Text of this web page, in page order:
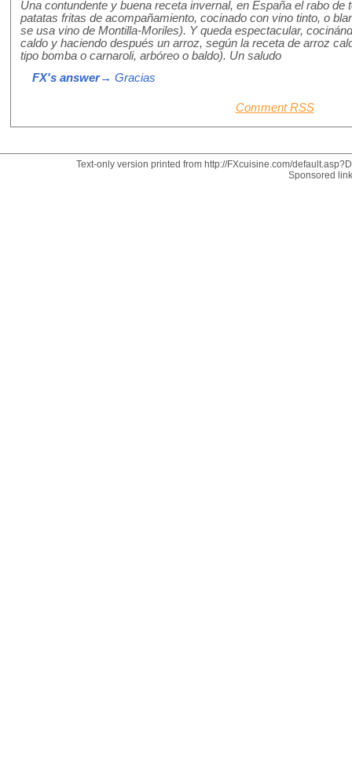
Una contundente y buena receta invernal, en España el rabo
patatas fritas de acompañamiento, cocinado con vino tinto, o
se usa vino de Montilla-Moriles). Y queda espectacular,
caldo y haciendo después un arroz, según la receta de arroz
tipo bomba o carnaroli, arbóreo o baldo). Un saludo
FX's answer→ Gracias
Comment RSS
Text-only version printed from http://FXcuisine.com/
Sponsored